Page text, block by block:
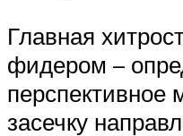
Главная
фидером –
перспективное
засечку